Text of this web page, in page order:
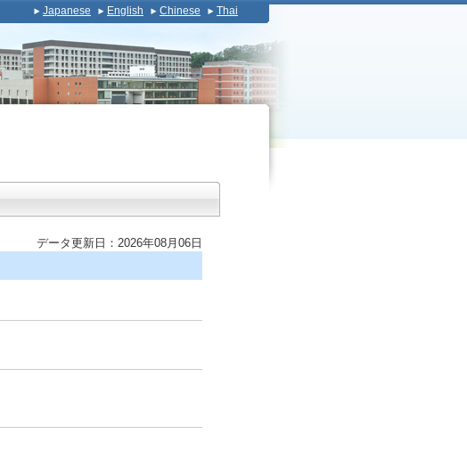
Japanese English Chinese Thai
データ更新日：2026年08月06日